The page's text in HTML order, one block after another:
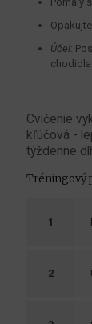
Účel:
chodidla.
Cvičenie
kľúčová -
týždenne
Tréningový
1
2